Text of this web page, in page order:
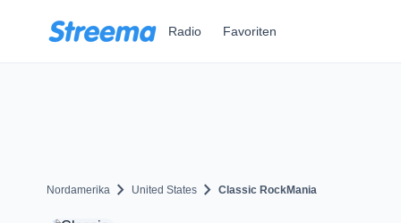
Radio Favoriten
Nordamerika chevron_right United States chevron_right Classic RockMania